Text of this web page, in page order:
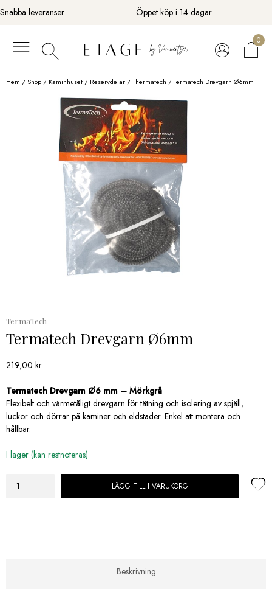
Fortsätt
till
Snabba leveranser Öppet köp i 14 dagar
0
Hem /Shop / Kaminhuset / Reservdelar /Thermatech / Termatech Drevgarn Ø6mm
TermaTech
Termatech Drevgarn Ø6mm
219,00 kr
Termatech Drevgarn Ø6 mm – Mörkgrå
Flexibelt och värmetåligt drevgarn för tätning och isolering av spjäll,
luckor och dörrar på kaminer och eldstäder. Enkel att montera och
hållbar.
I lager (kan restnoteras)
Termatech
LÄGG TILL I VARUKORG
Beskrivning